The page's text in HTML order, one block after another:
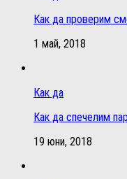
Как да проверим
1 май, 2018
Как да
Как да спечелим
19 юни, 2018